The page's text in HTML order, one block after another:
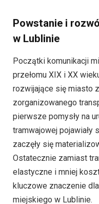
Powstanie i
w Lublinie
Początki komunikacji
przełomu XIX i XX
rozwijające się miasto
zorganizowanego
pierwsze pomysły na
tramwajowej pojawiały
zaczęły się
Ostatecznie zamiast
elastyczne i mniej
kluczowe znaczenie
miejskiego w Lublinie.